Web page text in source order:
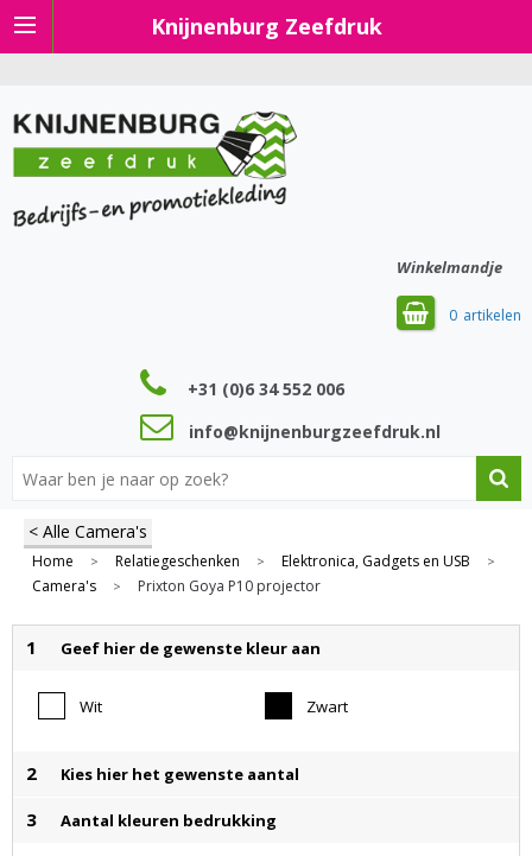
Knijnenburg Zeefdruk
Winkelmandje
0
+31 (0)6 34 552 006
info@knijnenburgzeefdruk.nl
< Alle Camera's
Home > Relatiegeschenken > Elektronica, Gadgets en USB >
Camera's > Prixton Goya P10 projector
1 Geef hier de gewenste kleur aan
Wit Zwart
2 Kies hier het gewenste aantal
3 Aantal kleuren bedrukking